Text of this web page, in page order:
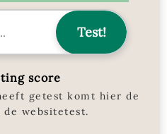
score
getest komt hier de
websitetest.